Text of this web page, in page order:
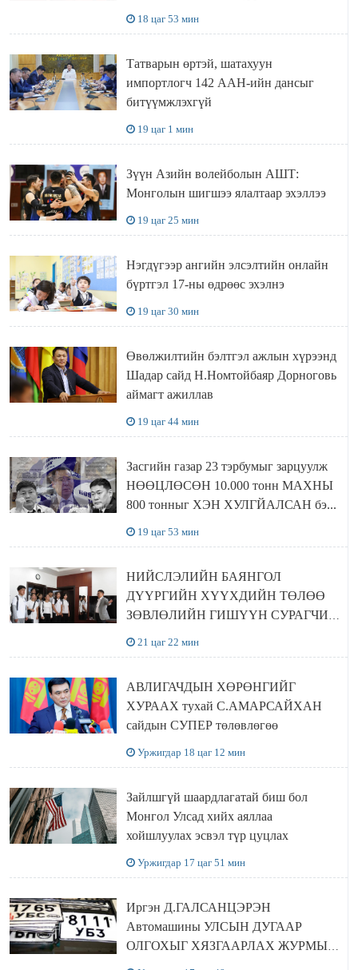
18 цаг 53 мин
Татварын өртэй, шатахуун
импортлогч 142 ААН-ийн дансыг
битүүмжлэхгүй
19 цаг 1 мин
Зүүн Азийн волейболын АШТ:
Монголын шигшээ ялалтаар эхэллээ
19 цаг 25 мин
Нэгдүгээр ангийн элсэлтийн онлайн
бүртгэл 17-ны өдрөөс эхэлнэ
19 цаг 30 мин
Өвөлжилтийн бэлтгэл ажлын хүрээнд
Шадар сайд Н.Номтойбаяр Дорноговь
аймагт ажиллав
19 цаг 44 мин
Засгийн газар 23 тэрбумыг зарцуулж
НӨӨЦЛӨСӨН 10.000 тонн МАХНЫ
800 тонныг ХЭН ХУЛГЙАЛСАН бэ...
19 цаг 53 мин
НИЙСЛЭЛИЙН БАЯНГОЛ
ДҮҮРГИЙН ХҮҮХДИЙН ТӨЛӨӨ
ЗӨВЛӨЛИЙН ГИШҮҮН СУРАГЧИД
21 цаг 22 мин
АВЛИГАЧДЫН ХӨРӨНГИЙГ
ХУРААХ тухай С.АМАРСАЙХАН
сайдын СУПЕР төлөвлөгөө
Уржигдар 18 цаг 12 мин
Зайлшгүй шаардлагатай биш бол
Монгол Улсад хийх аяллаа
хойшлуулах эсвэл түр цуцлах
Уржигдар 17 цаг 51 мин
Иргэн Д.ГАЛСАНЦЭРЭН
Автомашины УЛСЫН ДУГААР
ОЛГОХЫГ ХЯЗГААРЛАХ ЖУРМЫГ